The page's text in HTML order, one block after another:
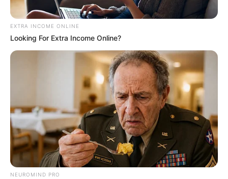
EXTRA INCOME ONLINE
Looking For Extra Income Online?
NEUROMIND PRO